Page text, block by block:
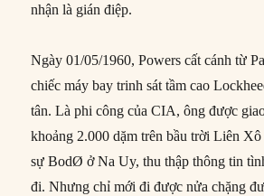
nhận là gián điệp.
Ngày 01/05/1960, Powers cất cánh từ
chiếc máy bay trinh sát tầm cao
tân. Là phi công của CIA, ông được
khoảng 2.000 dặm trên bầu trời Liên Xô
sự BodØ ở Na Uy, thu thập thông tin
đi. Nhưng chỉ mới đi được nửa chặng